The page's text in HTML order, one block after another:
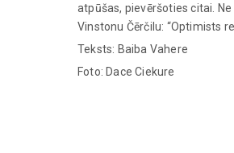
atpūšas, pievēršoties citai.
Vinstonu Čērčilu: “Optimists
Teksts: Baiba Vahere
Foto: Dace Ciekure